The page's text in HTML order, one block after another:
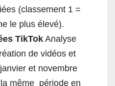
(classement 1 =
le plus élevé).
TikTok Analyse
de vidéos et
et novembre
même période en